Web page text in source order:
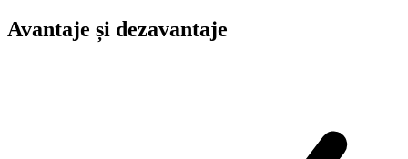
Avantaje și dezavantaje